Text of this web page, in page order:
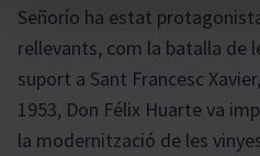
Señorío ha estat
rellevants, com la batalla de
suport a Sant Francesc
1953, Don Félix Huarte va
la modernització de les